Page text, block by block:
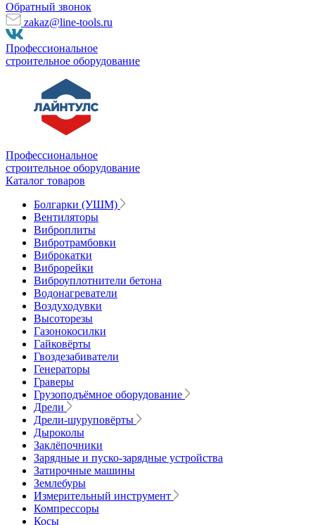
Обратный звонок
zakaz@line-tools.ru
Профессиональное
строительное оборудование
Профессиональное
строительное оборудование
Каталог товаров
Болгарки (УШМ)
Вентиляторы
Виброплиты
Вибротрамбовки
Виброкатки
Виброрейки
Виброуплотнители бетона
Водонагреватели
Воздуходувки
Высоторезы
Газонокосилки
Гайковёрты
Гвоздезабиватели
Генераторы
Граверы
Грузоподъёмное оборудование
Дрели
Дрели-шуруповёрты
Дыроколы
Заклёпочники
Зарядные и пуско-зарядные устройства
Затирочные машины
Землебуры
Измерительный инструмент
Компрессоры
Косы